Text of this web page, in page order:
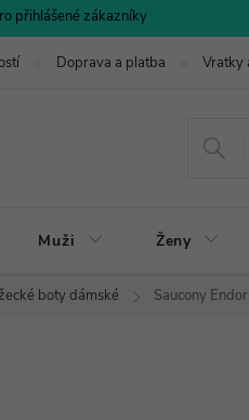
přihlášené zákazníky
Doprava a platba Vratky
Muži Ženy
boty dámské Saucony